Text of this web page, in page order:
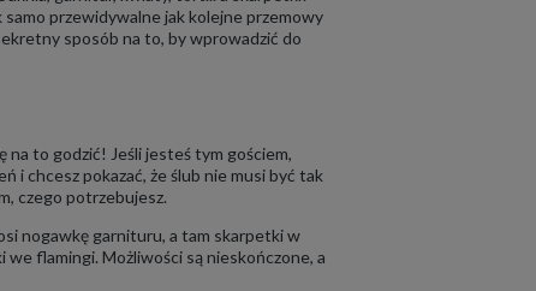
samo przewidywalne jak kolejne przemowy
sposób na to, by wprowadzić do
na to godzić! Jeśli jesteś tym gościem,
i chcesz pokazać, że ślub nie musi być tak
czego potrzebujesz.
nogawkę garnituru, a tam skarpetki w
flamingi. Możliwości są nieskończone, a